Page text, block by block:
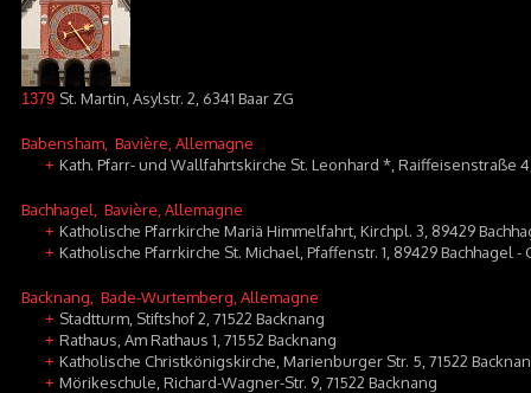
1379 St. Martin, Asylstr. 2, 6341 Baar ZG
Babensham , Bavière, Allemagne
+ Kath. Pfarr- und Wallfahrtskirche St. Leonhard *, Raiffeisenstraße
Bachhagel , Bavière, Allemagne
+ Katholische Pfarrkirche Mariä Himmelfahrt, Kirchpl. 3, 89429
+ Katholische Pfarrkirche St. Michael, Pfaffenstr. 1, 89429 Bachhagel
Backnang , Bade-Wurtemberg, Allemagne
+ Stadtturm, Stiftshof 2, 71522 Backnang
+ Rathaus, Am Rathaus 1, 71552 Backnang
+ Katholische Christkönigskirche, Marienburger Str. 5, 71522
+ Mörikeschule, Richard-Wagner-Str. 9, 71522 Backnang